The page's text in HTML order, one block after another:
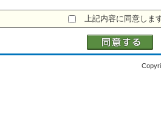
上記内容に同意しま